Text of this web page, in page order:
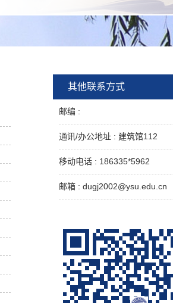
其他联系方式
邮编 :
通讯/办公地址 : 建筑馆112
移动电话 : 186335*5962
邮箱 : dugj2002@ysu.edu.cn